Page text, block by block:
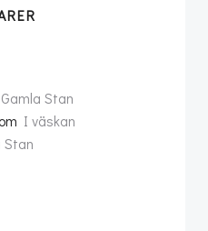
Stan
om I väskan
Stan